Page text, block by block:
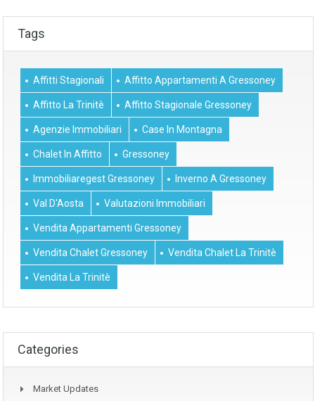
Tags
Affitti Stagionali Affitto Appartamenti A Gressoney
Affitto La Trinitè Affitto Stagionale Gressoney
Agenzie Immobiliari Case In Montagna
Chalet In Affitto Gressoney
Immobiliaregest Gressoney Inverno A Gressoney
Val D'Aosta Valutazioni Immobiliari
Vendita Appartamenti Gressoney
Vendita Chalet Gressoney Vendita Chalet La Trinitè
Vendita La Trinitè
Categories
Market Updates